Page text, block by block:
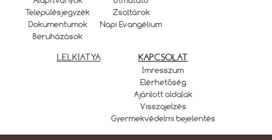
Településjegyzék
Dokumentumok
Beruházások
Zsoltárok
Napi Evangélium
LELKIATYA KAPCSOLAT
Imresszum
Elérhetőség
Ajánlott oldalak
Visszajelzés
Gyermekvédelmi bejelentés